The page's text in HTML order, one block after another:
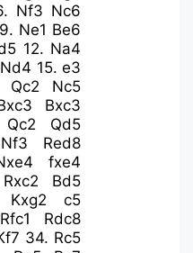
Nf3 Nc6
9. Ne1 Be6
12. Na4
Nd4 15. e3
Qc2
Nc5
Bxc3
Qc2
Qd5
Nf3
Red8
fxe4
Rxc2
Bd5
Kxg2
c5
Rfc1
Rdc8
34. Rc5